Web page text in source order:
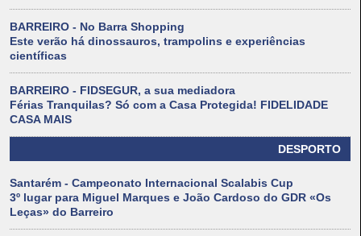
BARREIRO - No Barra Shopping
Este verão há dinossauros, trampolins e experiências
científicas
BARREIRO - FIDSEGUR, a sua mediadora
Férias Tranquilas? Só com a Casa Protegida! FIDELIDADE
CASA MAIS
DESPORTO
Santarém - Campeonato Internacional Scalabis Cup
3º lugar para Miguel Marques e João Cardoso do GDR «Os
Leças» do Barreiro